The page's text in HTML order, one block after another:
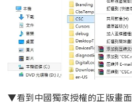
▼看到中國獨家授權的正版畫